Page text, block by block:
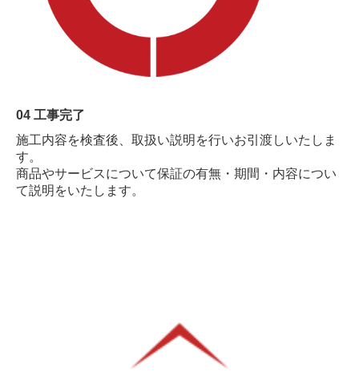
04 工事完了
施工内容を検査後、取扱い説明を行いお引渡しいたしま
す。
商品やサービスについて保証の有無・期間・内容につい
て説明をいたします。